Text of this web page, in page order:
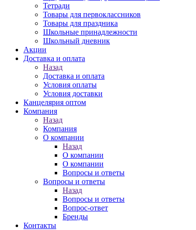
Тетради
Товары для первоклассников
Товары для праздника
Школьные принадлежности
Школьный дневник
Акции
Доставка и оплата
Назад
Доставка и оплата
Условия оплаты
Условия доставки
Канцелярия оптом
Компания
Назад
Компания
О компании
Назад
О компании
О компании
Вопросы и ответы
Вопросы и ответы
Назад
Вопросы и ответы
Вопрос-ответ
Бренды
Контакты